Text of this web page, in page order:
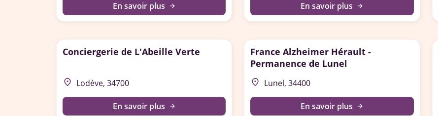
En savoir plus arrow_forward En savoir plus arrow_forward
Conciergerie de L'Abeille Verte
place Lodève, 34700
En savoir plus arrow_forward
France Alzheimer Hérault -
Permanence de Lunel
place Lunel, 34400
En savoir plus arrow_forward